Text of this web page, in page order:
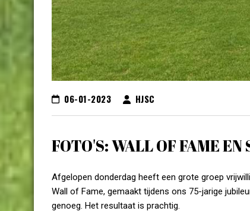
06-01-2023 HJSC
FOTO'S: WALL OF FAME
Afgelopen donderdag heeft een grote groep
Wall of Fame, gemaakt tijdens ons 75-jarige
genoeg. Het resultaat is prachtig.